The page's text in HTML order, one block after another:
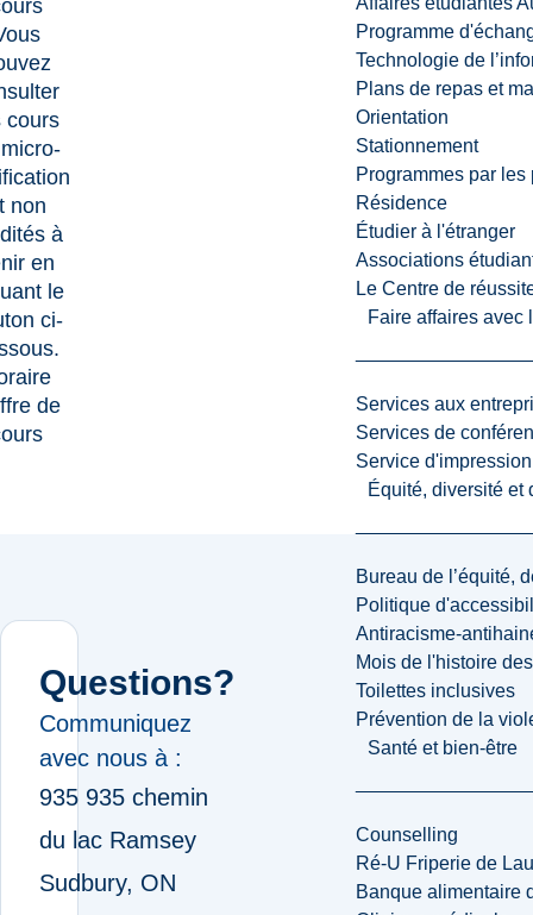
Programme
Technologie de
Plans de repas et
Orientation
Stationnement
Programmes par les
Résidence
Étudier à l'étranger
Associations
Le Centre de
Faire affaires avec
Services aux
Services de
Service d'impression
Équité, diversité et
Bureau de l’équité,
Politique
Antiracisme-
Mois de l'histoire
Toilettes inclusives
Prévention de la
Santé et bien-être
Counselling
Ré-U Friperie de
Banque alimentaire
cours
non
à
en
le
ci-
de
Questions?
Communiquez
avec nous à :
935 935 chemin
du lac Ramsey
Sudbury, ON